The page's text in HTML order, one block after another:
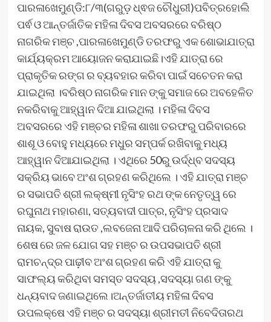
ପାରଳାଖେମୁଣ୍ଡି:୮/୩(ଗରୁଡ଼ ଧ୍ଵଜ ଚୌଧୁରୀ)ପବିତ୍ରହୋଲି
ପର୍ଵ ଓ ଆନ୍ତର୍ଜାତିକ ମହିଳା ଦିବସ ଅବସରରେ ବରିଷ୍ଠ
ନାଗରିକ ମଞ୍ଚ ,ପାରଳାଖେମୁଣ୍ଡି ତରଫରୁ ଏକ ଶୋଭାଯାତ୍ରା
କାର୍ଯ୍ୟକ୍ରମ ଆୟୋଜନ କରାଯାଇଛି।ଏହି ଯାତ୍ରା ରେ
ପ୍ରାକୃତିକ ରଙ୍ଗ ର ବ୍ୟବହାର କରିବା ପାଇଁ ସଚେତନ କରା
ଯାଇଥିଲା ।ବରିଷ୍ଠ ନାଗରିକ ମାନ ଙ୍କୁ ସମାଜ ରେ ଅବହେଳିତ
ନକରିବାକୁ ଆହ୍ୱାନ ଦିଆ ଯାଇଥିଲା । ମହିଳା ଦିବସ
ଅବସରରେ ଏହି ମଞ୍ଚର ମହିଳା ଶାଖା ତରଫରୁ ପରିବାରରେ
ଶାଶୂ ଓ ବୋହୁ ମଧ୍ୟରେ ମଧୁର ସମ୍ପର୍କ ରଖିବାକୁ ମଧ୍ୟ
ଆହ୍ୱାନ ଦିଆଯାଇଥିଲା । ଏଥିରେ 50ରୁ ଉର୍ଦ୍ଧ୍ବ ସଦସ୍ୟ
ସକ୍ରିୟ ଭାବେ ଅଂଶ ଗ୍ରହଣ କରିଥିଲେ । ଏହି ଯାତ୍ରା ମଞ୍ଚ
ର ସଭାପତି ଶ୍ରୀ ଲକ୍ଷ୍ମୀ ନୃସିଂହ ରଥ ଙ୍କ ନେତୃତ୍ୱ ରେ
ରଘୁନାଥ ମହାରଣା, ସତ୍ୟବାଦୀ ପାତ୍ର, ନୃସିଂହ ପ୍ରସାଦ
ନାୟକ, ସୁବାଷ ରାଉତ ,ଲବଜେନା ଆଦି ପରିଚାଳନା କରି ଥିଲେ ।
ଶେଷ ରେ ଜଳ ଯୋଗ ସହ ମଞ୍ଚ ର ଉପସଭାପତି ଶ୍ରୀ
ରାମଚନ୍ଦ୍ର ପାଢ଼ୀବ ଅଂଶ ଗ୍ରହଣ କରି ଏହି ଯାତ୍ରା କୁ
ସାଫଲ୍ୟ କରିଥିବା ସମସ୍ତ ସଦସ୍ୟ ,ସଦସ୍ୟା ଗଣ ଙ୍କୁ
ଧନ୍ୟବାଦ ଜଣାଇଥିଲେ।ଅନ୍ତର୍ଜାତୀୟ ମହିଳା ଦିବସ
ଉପଲକ୍ଷେ ଏହି ମଞ୍ଚ ର ସଦସ୍ୟା ଶ୍ରୀମତୀ ନିବେଦିତାରଥ